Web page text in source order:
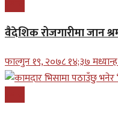
वैदेशिक रोजगारीमा जान
फाल्गुन १९, २०७८ १४;३७